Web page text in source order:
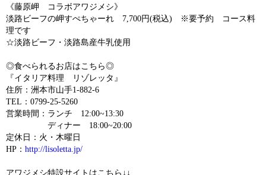
《藤原岬 コラボアワジメシ》
淡路ビーフの岬すぺちゃーれ 7,700円(税込) ※要予約 コース料
理です
☆淡路ビーフ・淡路島産牛乳使用
◎食べられるお店はこちら◎
『イタリア料理 リゾレッタ』
住所：洲本市山手1-882-6
TEL：0799-25-5260
営業時間：ランチ 12:00~13:30
ディナー 18:00~20:00
定休日：火・木曜日
HP： http://lisoletta.jp/
アワジメシ特設サイトはこちら↓↓